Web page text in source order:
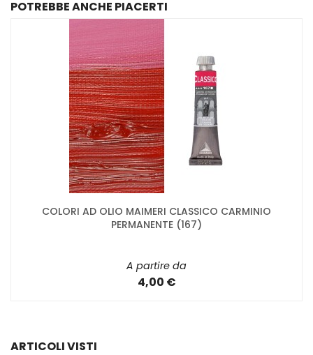
POTREBBE ANCHE PIACERTI
COLORI AD OLIO MAIMERI CLASSICO CARMINIO
PERMANENTE (167)
A partire da
4,00 €
ARTICOLI VISTI